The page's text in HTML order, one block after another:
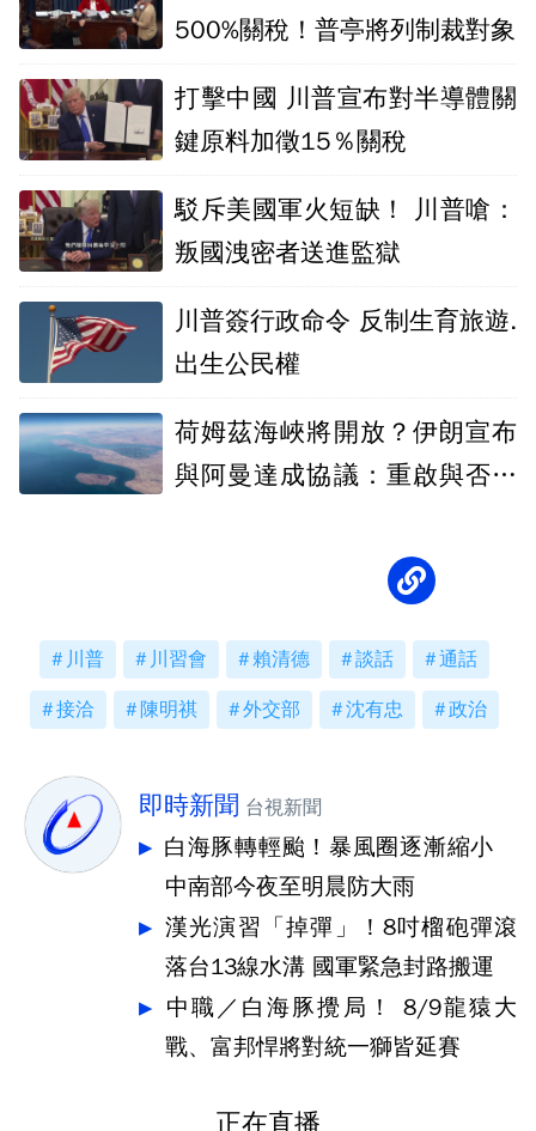
500%關稅！普亭將列制裁對象
打擊中國 川普宣布對半導體關
鍵原料加徵15％關稅
駁斥美國軍火短缺！ 川普嗆：
叛國洩密者送進監獄
川普簽行政命令 反制生育旅遊.
出生公民權
荷姆茲海峽將開放？伊朗宣布
與阿曼達成協議：重啟與否取
川普 川習會 賴清德 談話 通話
接洽 陳明祺 外交部 沈有忠 政治
即時新聞 台視新聞
白海豚轉輕颱！暴風圈逐漸縮小
中南部今夜至明晨防大雨
漢光演習「掉彈」！8吋榴砲彈滾
落台13線水溝 國軍緊急封路搬運
中職／白海豚攪局！ 8/9龍猿大
戰、富邦悍將對統一獅皆延賽
正在直播